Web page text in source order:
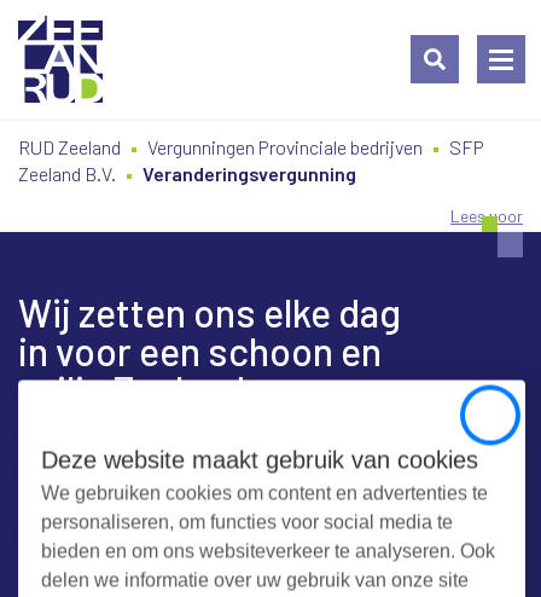
Close
Deze website maakt gebruik van cookies
We gebruiken cookies om content en advertenties te
personaliseren, om functies voor social media te
bieden en om ons websiteverkeer te analyseren. Ook
delen we informatie over uw gebruik van onze site
naar
naarRUD Zeeland Vergunningen Provinciale bedrijven
SFP
Zeeland B.V.
Veranderingsvergunning
Lees voor
Wij zetten ons elke dag
in voor een schoon en
veilig Zeeland
Contact
Werken bij RUD Zeeland